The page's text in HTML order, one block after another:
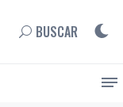
BUSCAR